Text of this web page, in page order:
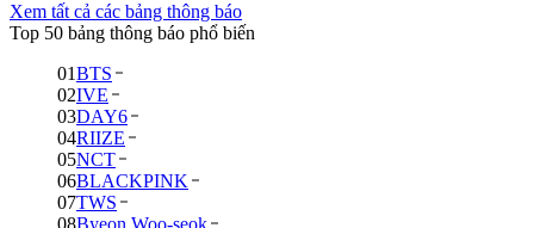
Xem tất cả các bảng thông báo
Top 50 bảng thông báo phổ biến
01BTS
02IVE
03DAY6
04RIIZE
05NCT
06BLACKPINK
07TWS
08Byeon Woo-seok